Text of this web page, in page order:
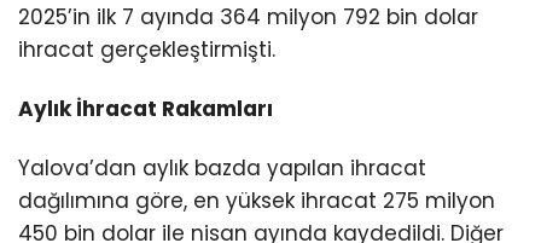
2025’in ilk 7 ayında 364 milyon 792 bin dolar
ihracat gerçekleştirmişti.
Aylık İhracat Rakamları
Yalova’dan aylık bazda yapılan ihracat
dağılımına göre, en yüksek ihracat 275 milyon
450 bin dolar ile nisan ayında kaydedildi. Diğer